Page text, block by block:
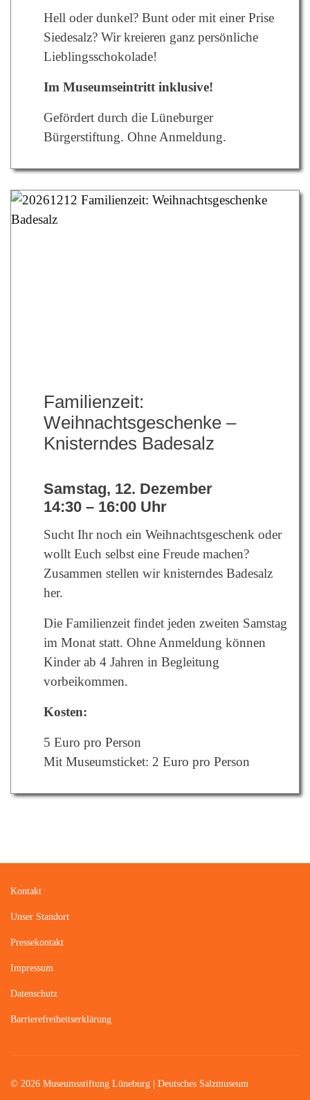
Hell oder dunkel? Bunt oder mit einer Prise
Siedesalz? Wir kreieren ganz persönliche
Lieblingsschokolade!
Im Museumseintritt inklusive!
Gefördert durch die Lüneburger
Bürgerstiftung. Ohne Anmeldung.
Familienzeit:
Weihnachtsgeschenke –
Knisterndes Badesalz
Samstag, 12. Dezember
14:30 – 16:00 Uhr
Sucht Ihr noch ein Weihnachtsgeschenk oder
wollt Euch selbst eine Freude machen?
Zusammen stellen wir knisterndes Badesalz
her.
Die Familienzeit findet jeden zweiten Samstag
im Monat statt. Ohne Anmeldung können
Kinder ab 4 Jahren in Begleitung
vorbeikommen.
Kosten:
5 Euro pro Person
Mit Museumsticket: 2 Euro pro Person
Kontakt
Unser Standort
Pressekontakt
Impressum
Datenschutz
Barrierefreiheitserklärung
© 2026 Museumsstiftung Lüneburg | Deutsches Salzmuseum